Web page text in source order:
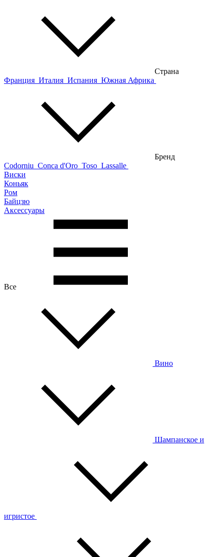
Страна
Франция Италия Испания Южная Африка
Бренд
Codorniu Conca d'Oro Toso Lassalle
Виски
Коньяк
Ром
Байцзю
Аксессуары
Все
Вино
Шампанское и
игристое